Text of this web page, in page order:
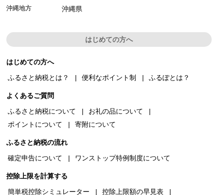
沖縄地方 沖縄県
はじめての方へ
はじめての方へ
ふるさと納税とは？
便利なポイント制 ふるぽとは？
よくあるご質問
ふるさと納税について
お礼の品について
ポイントについて
寄附について
ふるさと納税の流れ
確定申告について
ワンストップ特例制度について
控除上限を計算する
簡単税控除シミュレーター
控除上限額の早見表